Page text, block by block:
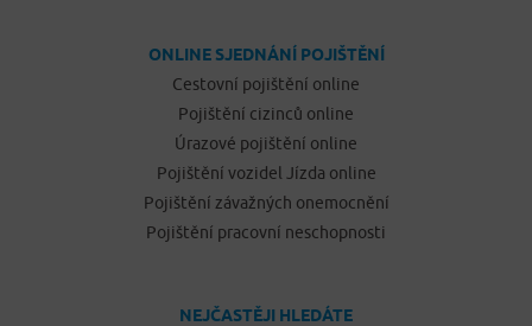
ONLINE SJEDNÁNÍ POJIŠTĚNÍ
Cestovní pojištění online
Pojištění cizinců online
Úrazové pojištění online
Pojištění vozidel Jízda online
Pojištění závažných onemocnění
Pojištění pracovní neschopnosti
NEJČASTĚJI HLEDÁTE